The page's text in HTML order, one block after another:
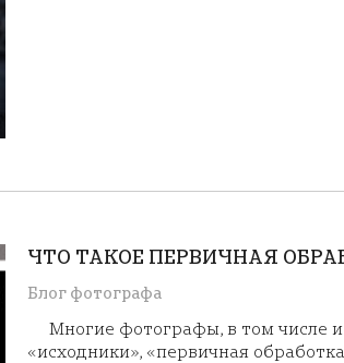
ЧТО ТАКОЕ ПЕРВИЧНАЯ
Блог фотографа
Многие фотографы, в том числе и
«исходники», «первичная